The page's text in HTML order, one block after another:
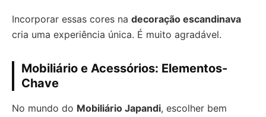
Incorporar essas cores na decoração escandinava
cria uma experiência única. É muito agradável.
Mobiliário e Acessórios: Elementos-
Chave
No mundo do Mobiliário Japandi, escolher bem